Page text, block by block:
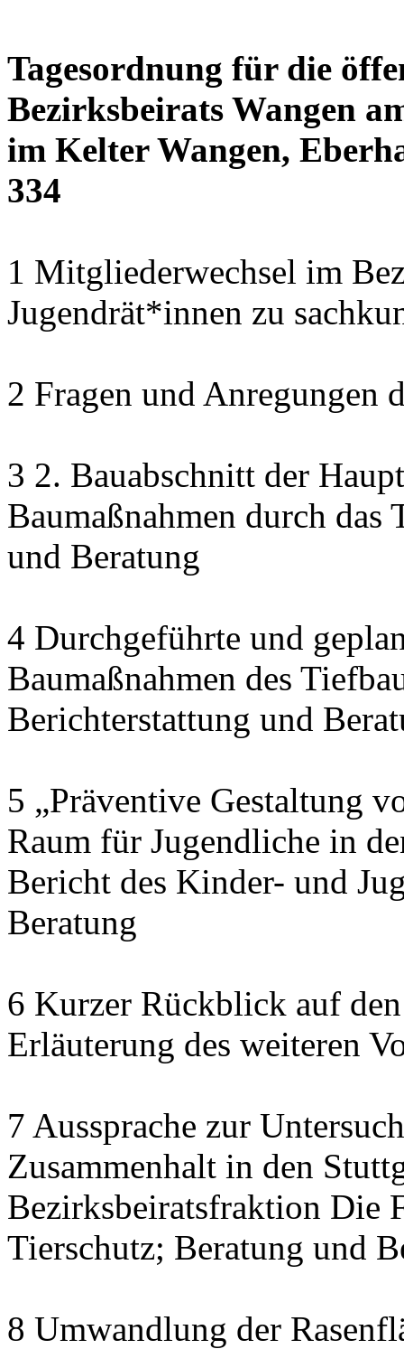
Tagesordnung für die
Bezirksbeirats Wangen
im Kelter Wangen,
334
1 Mitgliederwechsel im
Jugendrät*innen zu
2 Fragen und Anregungen
3 2. Bauabschnitt der
Baumaßnahmen durch
und Beratung
4 Durchgeführte und
Baumaßnahmen des
Berichterstattung und
5 „Präventive Gestaltung
Raum für Jugendliche in
Bericht des Kinder- und
Beratung
6 Kurzer Rückblick auf
Erläuterung des weiteren
7 Aussprache zur
Zusammenhalt in den
Bezirksbeiratsfraktion Die
Tierschutz; Beratung und
8 Umwandlung der